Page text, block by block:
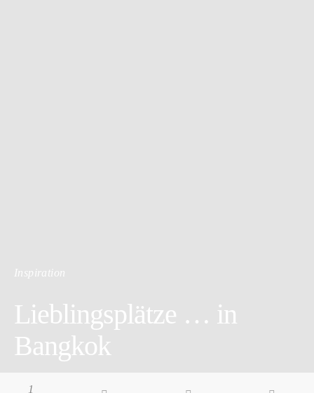
Inspiration
Lieblingsplätze … in
Bangkok
3 minute read
1